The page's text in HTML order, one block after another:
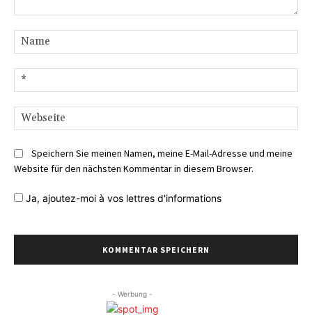
Speichern Sie meinen Namen, meine E-Mail-Adresse und meine
Website für den nächsten Kommentar in diesem Browser.
Ja, ajoutez-moi à vos lettres d'informations
- Werbung -